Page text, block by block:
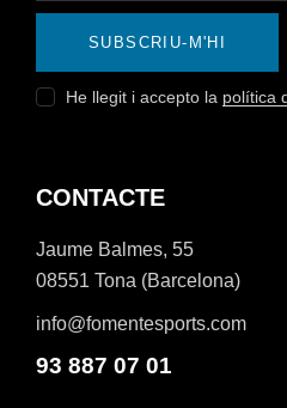
SUBSCRIU-M'HI
He llegit i accepto la política
CONTACTE
Jaume Balmes, 55
08551 Tona (Barcelona)
info@fomentesports.com
93 887 07 01